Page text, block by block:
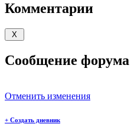
Комментарии
Сообщение форума
Отменить изменения
+ Создать дневник